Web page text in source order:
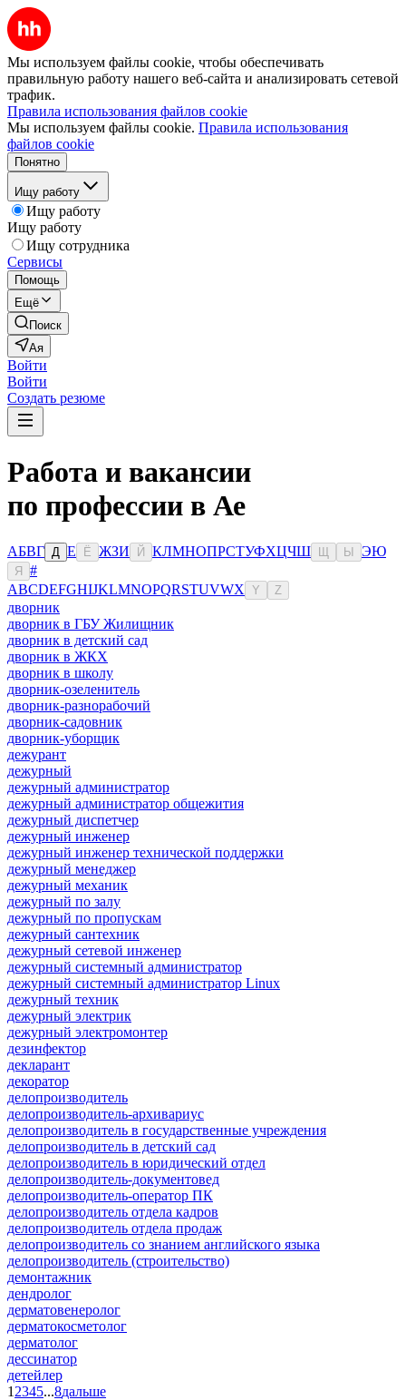
Мы используем файлы cookie, чтобы обеспечивать
правильную работу нашего веб-сайта и анализировать сетевой
трафик.
Правила использования файлов cookie
Мы используем файлы cookie. Правила использования
файлов cookie
Понятно
Ищу работу
Ищу работу
Ищу работу
Ищу сотрудника
Сервисы
Помощь
Ещё
Поиск
Ая
Войти
Войти
Создать резюме
Работа и вакансии
по профессии в Ае
АБВГ Д Е Ё ЖЗИ Й КЛМНОПРСТУФХЦЧШ Ы ЭЮ
Я
#
ABCDEFGHIJKLMNOPQRSTUVWX Y Z
дворник
дворник в ГБУ Жилищник
дворник в детский сад
дворник в ЖКХ
дворник в школу
дворник-озеленитель
дворник-разнорабочий
дворник-садовник
дворник-уборщик
дежурант
дежурный
дежурный администратор
дежурный администратор общежития
дежурный диспетчер
дежурный инженер
дежурный инженер технической поддержки
дежурный менеджер
дежурный механик
дежурный по залу
дежурный по пропускам
дежурный сантехник
дежурный сетевой инженер
дежурный системный администратор
дежурный системный администратор Linux
дежурный техник
дежурный электрик
дежурный электромонтер
дезинфектор
декларант
декоратор
делопроизводитель
делопроизводитель-архивариус
делопроизводитель в государственные учреждения
делопроизводитель в детский сад
делопроизводитель в юридический отдел
делопроизводитель-документовед
делопроизводитель-оператор ПК
делопроизводитель отдела кадров
делопроизводитель отдела продаж
делопроизводитель со знанием английского языка
делопроизводитель (строительство)
демонтажник
дендролог
дерматовенеролог
дерматокосметолог
дерматолог
дессинатор
детейлер
1 2345...8дальше